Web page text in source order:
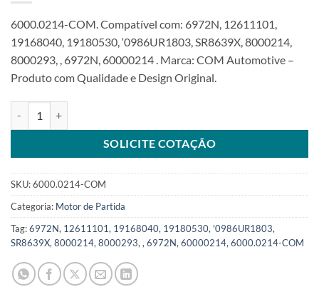
6000.0214-COM. Compatível com: 6972N, 12611101,
19168040, 19180530, ‘0986UR1803, SR8639X, 8000214,
8000293, , 6972N, 60000214 . Marca: COM Automotive –
Produto com Qualidade e Design Original.
SOLICITE COTAÇÃO
SKU:6000.0214-COM
Categoria: Motor de Partida
Tag:6972N, 12611101, 19168040, 19180530, '0986UR1803,
SR8639X, 8000214, 8000293, , 6972N, 60000214, 6000.0214-COM